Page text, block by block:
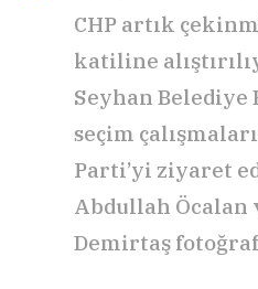
CHP artık
katiline
Seyhan Belediye
seçim
Parti’yi ziyaret
Abdullah Öcalan
Demirtaş